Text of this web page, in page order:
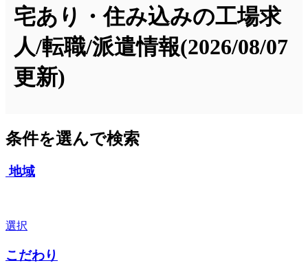
宅あり・住み込みの工場求
人/転職/派遣情報(2026/08/07
更新)
条件を選んで検索
地域
選択
こだわり